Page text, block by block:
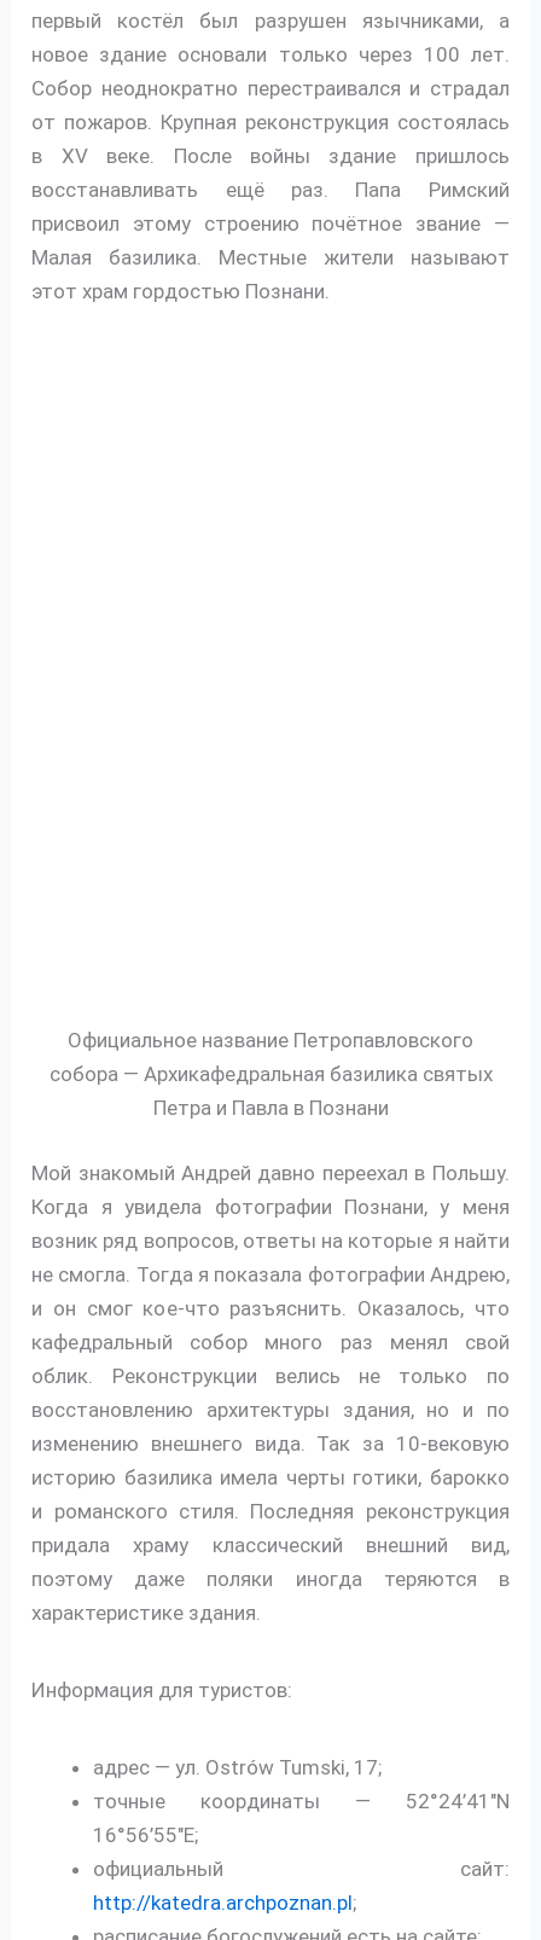
первый костёл был разрушен язычниками, а
новое здание основали только через 100 лет.
Собор неоднократно перестраивался и страдал
от пожаров. Крупная реконструкция состоялась
в XV веке. После войны здание пришлось
восстанавливать ещё раз. Папа Римский
присвоил этому строению почётное звание —
Малая базилика. Местные жители называют
этот храм гордостью Познани.
Официальное название Петропавловского
собора — Архикафедральная базилика святых
Петра и Павла в Познани
Мой знакомый Андрей давно переехал в Польшу.
Когда я увидела фотографии Познани, у меня
возник ряд вопросов, ответы на которые я найти
не смогла. Тогда я показала фотографии Андрею,
и он смог кое-что разъяснить. Оказалось, что
кафедральный собор много раз менял свой
облик. Реконструкции велись не только по
восстановлению архитектуры здания, но и по
изменению внешнего вида. Так за 10-вековую
историю базилика имела черты готики, барокко
и романского стиля. Последняя реконструкция
придала храму классический внешний вид,
поэтому даже поляки иногда теряются в
характеристике здания.
Информация для туристов:
адрес — ул. Ostrów Tumski, 17;
точные координаты — 52°24’41″N
16°56’55″E;
официальный сайт:
http://katedra.archpoznan.pl;